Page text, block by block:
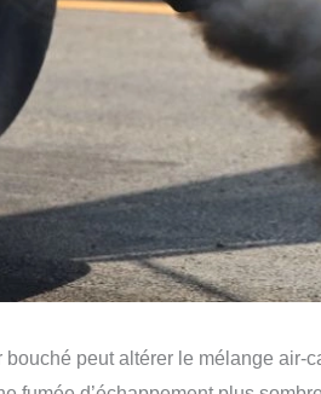
bouché peut altérer le mélange air-